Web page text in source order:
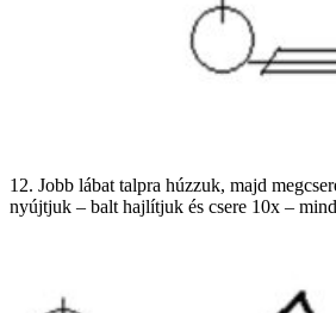
12. Jobb lábat talpra húzzuk, majd
nyújtjuk – balt hajlítjuk és csere 10x –